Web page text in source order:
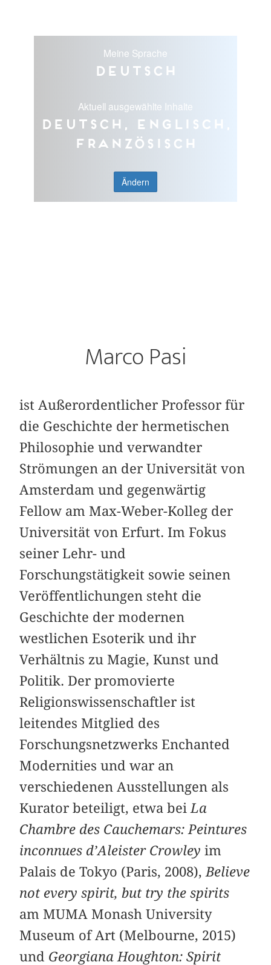
Meine Sprache
Deutsch
Aktuell ausgewählte Inhalte
Deutsch, Englisch,
Französisch
Ändern
Marco Pasi
ist Außerordentlicher Professor für
die Geschichte der hermetischen
Philosophie und verwandter
Strömungen an der Universität von
Amsterdam und gegenwärtig
Fellow am Max-Weber-Kolleg der
Universität von Erfurt. Im Fokus
seiner Lehr- und
Forschungstätigkeit sowie seinen
Veröffentlichungen steht die
Geschichte der modernen
westlichen Esoterik und ihr
Verhältnis zu Magie, Kunst und
Politik. Der promovierte
Religionswissenschaftler ist
leitendes Mitglied des
Forschungsnetzwerks Enchanted
Modernities und war an
verschiedenen Ausstellungen als
Kurator beteiligt, etwa bei La
Chambre des Cauchemars: Peintures
inconnues d’Aleister Crowley im
Palais de Tokyo (Paris, 2008), Believe
not every spirit, but try the spirits
am MUMA Monash University
Museum of Art (Melbourne, 2015)
und Georgiana Houghton: Spirit